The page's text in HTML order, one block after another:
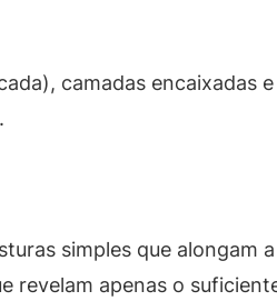
camadas encaixadas
simples que alongam
revelam apenas o